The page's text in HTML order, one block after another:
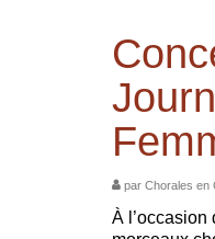
par Chorales en
À l’occasion